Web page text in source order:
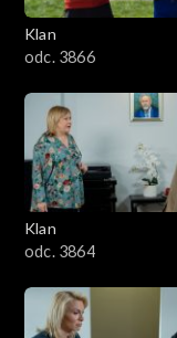
Klan
odc. 3866
Klan
odc. 3864